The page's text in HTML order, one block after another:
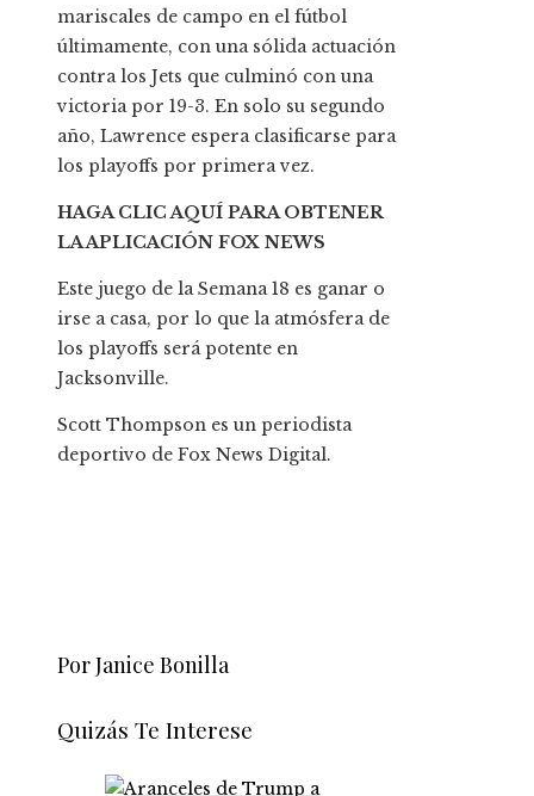
mariscales de campo en el fútbol
últimamente, con una sólida actuación
contra los Jets que culminó con una
victoria por 19-3. En solo su segundo
año, Lawrence espera clasificarse para
los playoffs por primera vez.
HAGA CLIC AQUÍ PARA OBTENER
LA APLICACIÓN FOX NEWS
Este juego de la Semana 18 es ganar o
irse a casa, por lo que la atmósfera de
los playoffs será potente en
Jacksonville.
Scott Thompson es un periodista
deportivo de Fox News Digital.
Por Janice Bonilla
Quizás Te Interese